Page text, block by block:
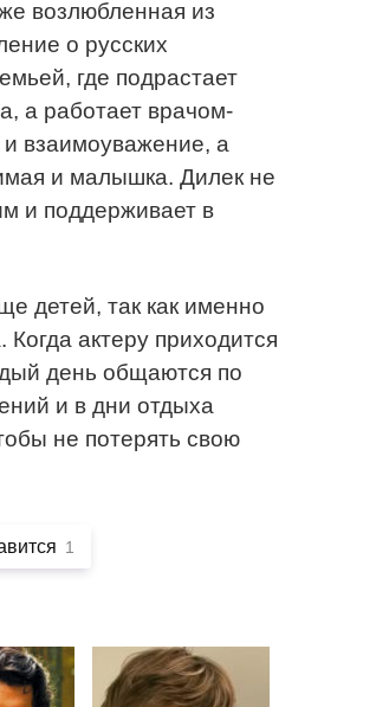
возлюбленная из
о русских
где подрастает
а работает врачом-
взаимоуважение, а
и малышка. Дилек не
и поддерживает в
детей, так как именно
актеру приходится
день общаются по
и в дни отдыха
не потерять свою
1